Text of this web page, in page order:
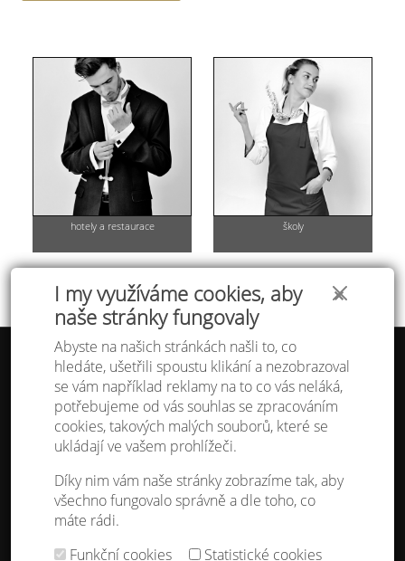
✕
I my využíváme cookies, aby
naše stránky fungovaly
Abyste na našich stránkách našli to, co
hledáte, ušetřili spoustu klikání a nezobrazoval
se vám například reklamy na to co vás neláká,
potřebujeme od vás souhlas se zpracováním
cookies, takových malých souborů, které se
ukládají ve vašem prohlížeči.
Díky nim vám naše stránky zobrazíme tak, aby
všechno fungovalo správně a dle toho, co
máte rádi.
Funkční cookies
Statistické cookies
hotely a restaurace školy
Tabulka velikostí
Doprava a platba
Ochrana osobních údajů
Obchodní podmínky
Kontakt
Atelier IVN
Na Výhledě 324/1
360 17 Karlovy Vary